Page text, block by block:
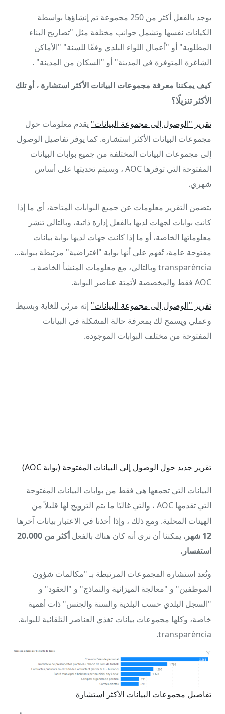
يوجد بالفعل أكثر من 250 مجموعة تم إنشاؤها بواسطة
الكيانات نفسها وتشمل جوانب مختلفة مثل "تصاريح البناء
المطلوبة" أو "أعمال اللواء البلدي وفقًا للسنة" "الأماكن
الشاغرة المتوفرة في المدينة" أو "السكان من المدينة" .
كيف يمكننا معرفة مجموعات البيانات الأكثر استشارة ، أو تلك
الأكثر تنزيلًا؟
تقرير "الوصول إلى مجموعة البيانات" يقدم معلومات حول
مجموعات البيانات الأكثر استشارة. كما يوفر تفاصيل الوصول
إلى مجموعات البيانات المختلفة من جميع بوابات البيانات
المفتوحة التي توفرها AOC ، وسيتم تحديثها على أساس
شهري.
يتضمن التقرير معلومات عن جميع البوابات المتاحة، أي ما إذا
كانت بوابات لجهات لديها بالفعل إدارة ذاتية، وبالتالي تنشر
معلوماتها الخاصة، أو ما إذا كانت جهات لديها بوابة بيانات
مفتوحة عامة، تُفهم على أنها بوابة "افتراضية" مرتبطة ببوابة...
transparència وبالتالي، مع معلومات المنشأ الخاصة بـ
AOC فقط والمخصصة لأتمتة عناصر البوابة.
تقرير "الوصول إلى مجموعة البيانات" إنه مرئي للغاية وبسيط
وعملي ويسمح لك بمعرفة حالة المشكلة في البيانات
المفتوحة من مختلف البوابات الموجودة.
تقرير جديد حول الوصول إلى البيانات المفتوحة (بوابة AOC)
البيانات التي تجمعها هي فقط من بوابات البيانات المفتوحة
التي تقدمها AOC ، والتي غالبًا ما يتم الترويج لها قليلاً من
الهيئات المحلية. ومع ذلك ، وإذا أخذنا في الاعتبار بيانات آخرها
12 شهر
، يمكننا أن نرى أنه كان هناك بالفعل
أكثر من 20.000
استفسار.
وتُعد استشارة المجموعات المرتبطة بـ "مكالمات شؤون
الموظفين" و "معالجة الميزانية والنماذج" و "العقود" و
"السجل البلدي حسب البلدية والسنة والجنس" ذات أهمية
خاصة، وكلها مجموعات بيانات تغذي العناصر التلقائية للبوابة.
transparència.
تفاصيل مجموعات البيانات الأكثر استشارة